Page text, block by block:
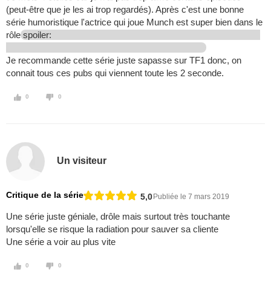
(peut-être que je les ai trop regardés). Après c'est une bonne
série humoristique l'actrice qui joue Munch est super bien dans le
rôle spoiler:
Je recommande cette série juste sapasse sur TF1 donc, on
connait tous ces pubs qui viennent toute les 2 seconde.
0 0
Un visiteur
Critique de la série 5,0 Publiée le 7 mars 2019
Une série juste géniale, drôle mais surtout très touchante
lorsqu'elle se risque la radiation pour sauver sa cliente
Une série a voir au plus vite
0 0